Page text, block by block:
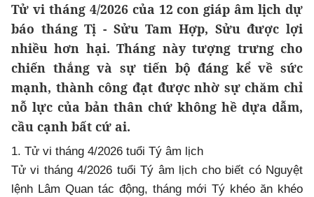
Tử vi tháng 4/2026 của 12 con giáp âm lịch dự
báo tháng Tị - Sửu Tam Hợp, Sửu được lợi
nhiều hơn hại. Tháng này tượng trưng cho
chiến thắng và sự tiến bộ đáng kể về sức
mạnh, thành công đạt được nhờ sự chăm chỉ
nỗ lực của bản thân chứ không hề dựa dẫm,
cầu cạnh bất cứ ai.
1. Tử vi tháng 4/2026 tuổi Tý âm lịch
Tử vi tháng 4/2026 tuổi Tý âm lịch cho biết có Nguyệt
lệnh Lâm Quan tác động, tháng mới Tý khéo ăn khéo